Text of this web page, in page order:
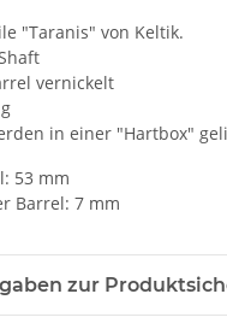
"Taranis" von Keltik.
vernickelt
in einer "Hartbox"
53 mm
Barrel: 7 mm
zur